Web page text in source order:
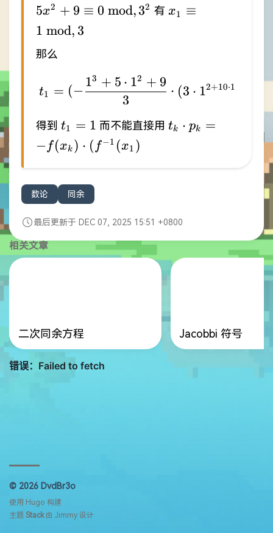
5x2 + 9 ≡ 0 mod,32 有x_{1} \equiv 1 \
x1
≡
1 mod, 3
那么
t_{1}=(-
t1 = (−
3
13 + 5 ⋅ 12 + 9
⋅ (3 ⋅ 12+10⋅1
得到 t_{1}=1
t1 = 1 而不能直接用t_{k}\cdot
tk ⋅ pk
=
− f(xk ) ⋅ ( f−1 (x1 )
数论 同余
最后更新于 DEC 07, 2025 15:51 +0800
相关文章
二次同余方程 Jacobbi 符号
© 2026 DvdBr3o
使用 Hugo 构建
主题 Stack由 Jimmy 设计